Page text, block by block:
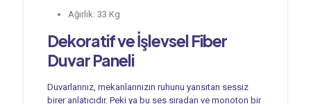
Ağırlık: 33 Kg
Dekoratif ve İşlevselFiber
Duvar Paneli
Duvarlarınız, mekanlarınızın ruhunu yansıtan sessiz
birer anlatıcıdır. Peki ya bu ses sıradan ve monoton bir